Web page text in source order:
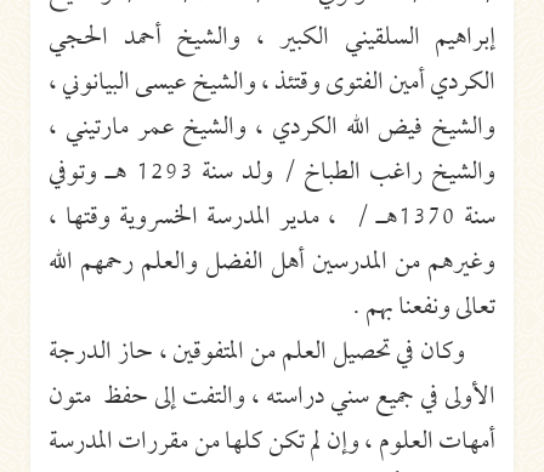
إبراهيم السلقيني الكبير ، والشيخ أحمد الحجي
الكردي أمين الفتوى وقتئذ ، والشيخ عيسى البيانوني ،
والشيخ فيض الله الكردي ، والشيخ عمر مارتيني ،
والشيخ راغب الطباخ / ولد سنة 1293 هـ وتوفي
سنة 1370هـ / ، مدير المدرسة الخسروية وقتها ،
وغيرهم من المدرسين أهل الفضل والعلم رحمهم الله
تعالى ونفعنا بهم .
وكان في تحصيل العلم من المتفوقين ، حاز الدرجة
الأولى في جميع سني دراسته ، والتفت إلى حفظ متون
أمهات العلوم ، وإن لم تكن كلها من مقررات المدرسة